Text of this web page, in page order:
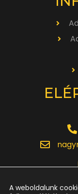
A weboldalunk